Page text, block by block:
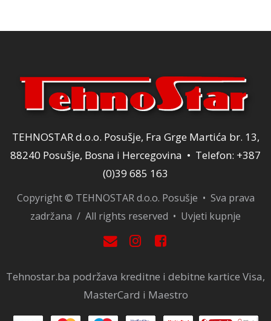
TEHNOSTAR d.o.o. Posušje, Fra Grge Martića br. 13,
88240 Posušje, Bosna i Hercegovina • Telefon: +387
(0)39 685 163
Copyright © TEHNOSTAR d.o.o. Posušje • Sva prava
zadržana / All rights reserved • Uvjeti kupnje
Tehnostar.ba podržava kreditne i debitne kartice Visa,
MasterCard i Maestro